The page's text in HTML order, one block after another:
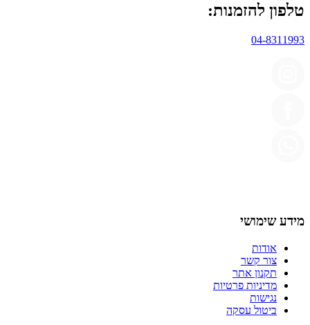
טלפון להזמנות:
04-8311993
מידע שימושי
אודות
צור קשר
תקנון אתר
מדיניות פרטיות
נגישות
ביטול עסקה